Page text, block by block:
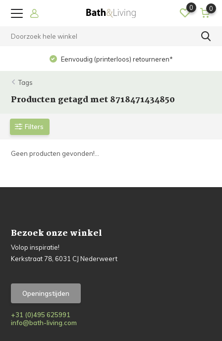
0 0
Eenvoudig (printerloos) retourneren*
Tags
Producten getagd met 8718471434850
Filters
Geen producten gevonden!...
Bezoek onze winkel
Volop inspiratie!
Kerkstraat 78, 6031 CJ Nederweert
Openingstijden
+31 (0)495 625991
info@bath-living.com